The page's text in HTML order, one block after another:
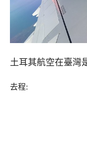
土耳其航空在臺灣
去程: